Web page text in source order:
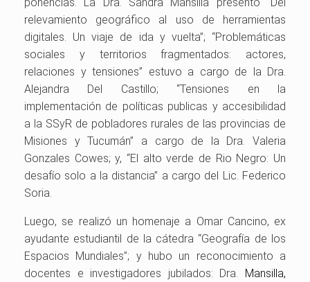
relevamiento geográfico al uso de herramientas
digitales. Un viaje de ida y vuelta”; “Problemáticas
sociales y territorios fragmentados: actores,
relaciones y tensiones” estuvo a cargo de la Dra.
Alejandra Del Castillo; “Tensiones en la
implementación de políticas publicas y accesibilidad
a la SSyR de pobladores rurales de las provincias de
Misiones y Tucumán” a cargo de la Dra. Valeria
Gonzales Cowes; y, “El alto verde de Rio Negro: Un
desafío solo a la distancia” a cargo del Lic. Federico
Soria.
Luego, se realizó un homenaje a Omar Cancino, ex
ayudante estudiantil de la cátedra “Geografía de los
Espacios Mundiales”; y hubo un reconocimiento a
docentes e investigadores jubilados: Dra. Mansilla,